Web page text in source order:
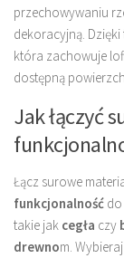
przechowywaniu
dekoracyjną.
która zachowuje
dostępną
Jak łączyć
Łącz surowe
funkcjonalność
takie jak cegła czy
drewnom.